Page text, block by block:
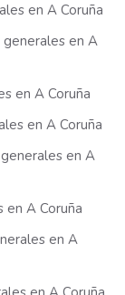
en A Coruña
en A
en A Coruña
en A Coruña
en A
en A Coruña
en A